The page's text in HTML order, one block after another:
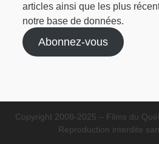
articles ainsi que les plus
notre base de données.
Abonnez-vous
Copyright 2008-2025 – Films du
Reproduction interdite